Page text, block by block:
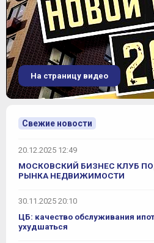
На страницу видео
Свежие новости
20.12.2025 12:49
МОСКОВСКИЙ БИЗНЕС КЛУБ
РЫНКА НЕДВИЖИМОСТИ
30.11.2025 20:10
ЦБ: качество обслуживания
ухудшаться